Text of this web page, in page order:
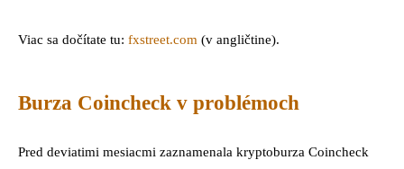
Viac sa dočítate tu: fxstreet.com (v angličtine).
Burza Coincheck v problémoch
Pred deviatimi mesiacmi zaznamenala kryptoburza Coincheck